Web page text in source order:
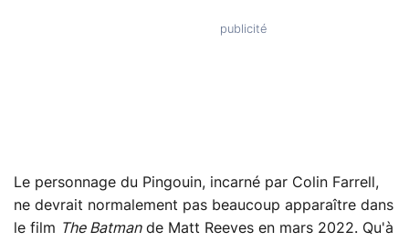
Le personnage du Pingouin, incarné par Colin Farrell,
ne devrait normalement pas beaucoup apparaître dans
le film The Batmande Matt Reeves en mars 2022. Qu'à